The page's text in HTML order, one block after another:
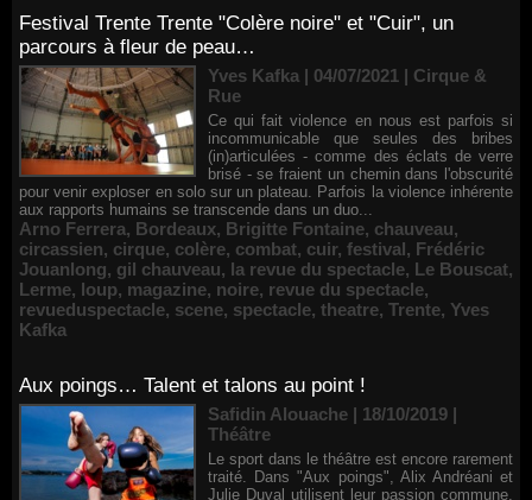
Festival Trente Trente "Colère noire" et "Cuir", un
parcours à fleur de peau…
Yves Kafka | 04/07/2021 | Cirque &
Rue
Ce qui fait violence en nous est parfois si
incommunicable que seules des bribes
(in)articulées - comme des éclats de verre
brisé - se fraient un chemin dans l'obscurité
pour venir exploser en solo sur un plateau. Parfois la violence inhérente
aux rapports humains se transcende dans un duo...
Arno Ferrera, Bordeaux, Brigitte Fontaine, chauveau,
circassien, cirque, colère, combat, cuir, festival, Frédéric
Jouanlong, gil chauveau, la revue du spectacle, Le Bouscat,
Lerme, loup, magazine, noire, revue du spectacle,
revueduspectacle, scene, spectacle, theatre, Trente, Yves
Kafka
Aux poings… Talent et talons au point !
Safidin Alouache | 18/10/2019 |
Théâtre
Le sport dans le théâtre est encore rarement
traité. Dans "Aux poings", Alix Andréani et
Julie Duval utilisent leur passion commune,